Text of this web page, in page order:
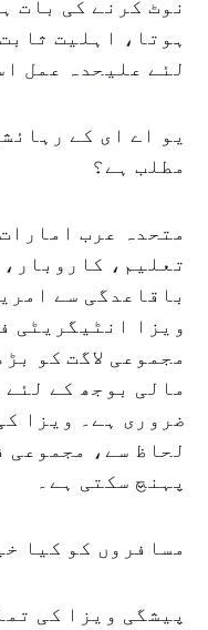
نوٹ کرنے کی بات
ہوتا، اہلیت
لئے علیحدہ عمل
یو اے ای کے
مطلب ہے؟
متحدہ عرب
تعلیم،
باقاعدگی سے
ویزا انٹیگریٹی
مجموعی لاگت کو
مالی بوجھ کے
ضروری ہے۔ ویزا
پہنچ سکتی ہے۔
مسافروں کو کیا
پیشگی ویزا کی